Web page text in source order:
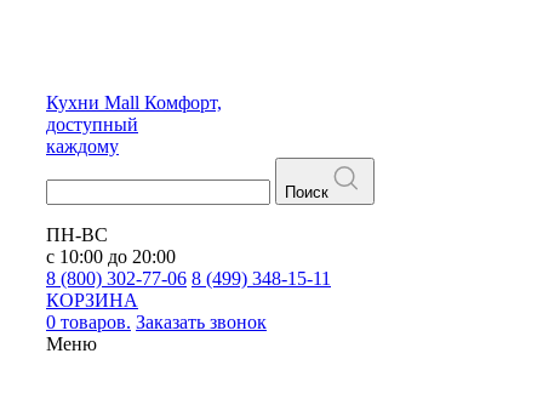
Кухни Mall Комфорт,
доступный
каждому
Поиск
ПН-ВС
с 10:00 до 20:00
8 (800) 302-77-06 8 (499) 348-15-11
КОРЗИНА
0 товаров. Заказать звонок
Меню